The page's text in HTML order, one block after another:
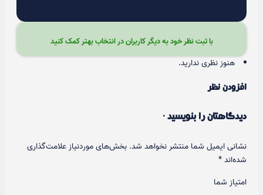
با ثبت نظر خود به دیگر کاربران در انتخاب بهتر کمک کنید
هنوز نظری ندارید.
افزودن نظر
دیدگاهتان را بنویسید ·
نشانی ایمیل شما منتشر نخواهد شد. بخش‌های موردنیاز علامت‌گذاری
شده‌اند*
امتیاز شما